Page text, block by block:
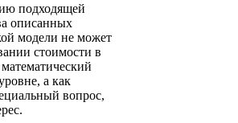
подходящей
описанных
модели не может
стоимости в
а как
вопрос,